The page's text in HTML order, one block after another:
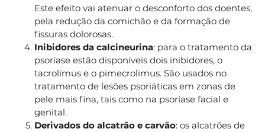
Este efeito vai atenuar o desconforto dos doentes,
pela redução da comichão e da formação de
fissuras dolorosas.
Inibidores da calcineurina: para o tratamento da
psoríase estão disponíveis dois inibidores, o
tacrolimus e o pimecrolimus. São usados no
tratamento de lesões psoriáticas em zonas de
pele mais fina, tais como na psoríase facial e
genital.
Derivados do alcatrão e carvão: os alcatrões de